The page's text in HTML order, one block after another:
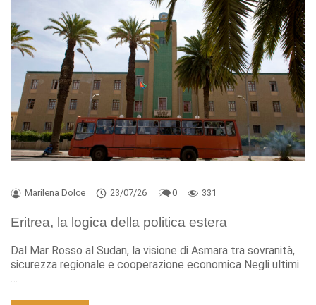
Marilena Dolce 23/07/26 0 331
Eritrea, la logica della politica estera
Dal Mar Rosso al Sudan, la visione di Asmara tra sovranità,
sicurezza regionale e cooperazione economica Negli ultimi
…